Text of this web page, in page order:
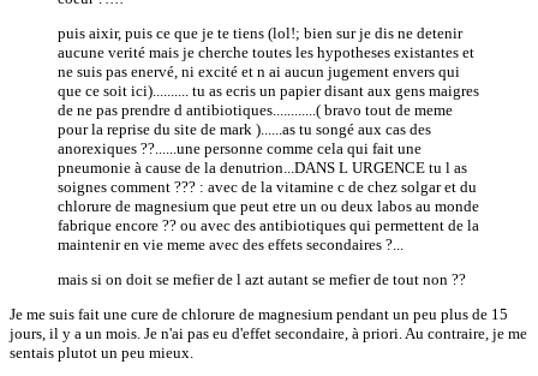
puis aixir, puis ce que je te tiens (lol!; bien sur je dis ne detenir
aucune verité mais je cherche toutes les hypotheses existantes et
ne suis pas enervé, ni excité et n ai aucun jugement envers qui
que ce soit ici).......... tu as ecris un papier disant aux gens maigres
de ne pas prendre d antibiotiques............( bravo tout de meme
pour la reprise du site de mark )......as tu songé aux cas des
anorexiques ??......une personne comme cela qui fait une
pneumonie à cause de la denutrion...DANS L URGENCE tu l as
soignes comment ??? : avec de la vitamine c de chez solgar et du
chlorure de magnesium que peut etre un ou deux labos au monde
fabrique encore ?? ou avec des antibiotiques qui permettent de la
maintenir en vie meme avec des effets secondaires ?...
mais si on doit se mefier de l azt autant se mefier de tout non ??
Je me suis fait une cure de chlorure de magnesium pendant un peu plus de 15
jours, il y a un mois. Je n'ai pas eu d'effet secondaire, à priori. Au contraire, je me
sentais plutot un peu mieux.